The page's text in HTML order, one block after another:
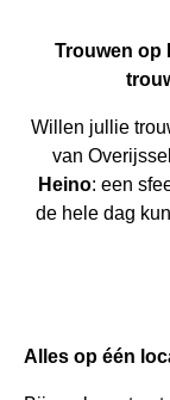
Trouwen op
Willen jullie
van
Heino: een
de hele dag
Alles op één